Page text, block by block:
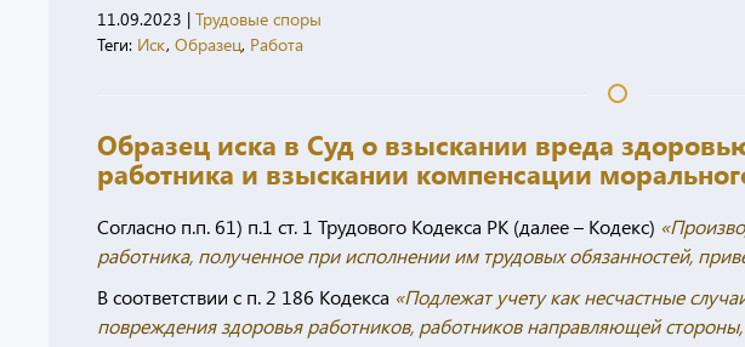
11.09.2023 | Трудовые споры
Теги: Иск, Образец, Работа
Образец иска в Суд о взыскании вреда
работника и взыскании компенсации
Согласно п.п. 61) п.1 ст. 1 Трудового Кодекса РК (далее – Кодекс)
работника, полученное при исполнении им трудовых обязанностей,
В соответствии с п. 2 186 Кодекса «Подлежат учету как несчастные
повреждения здоровья работников, работников направляющей